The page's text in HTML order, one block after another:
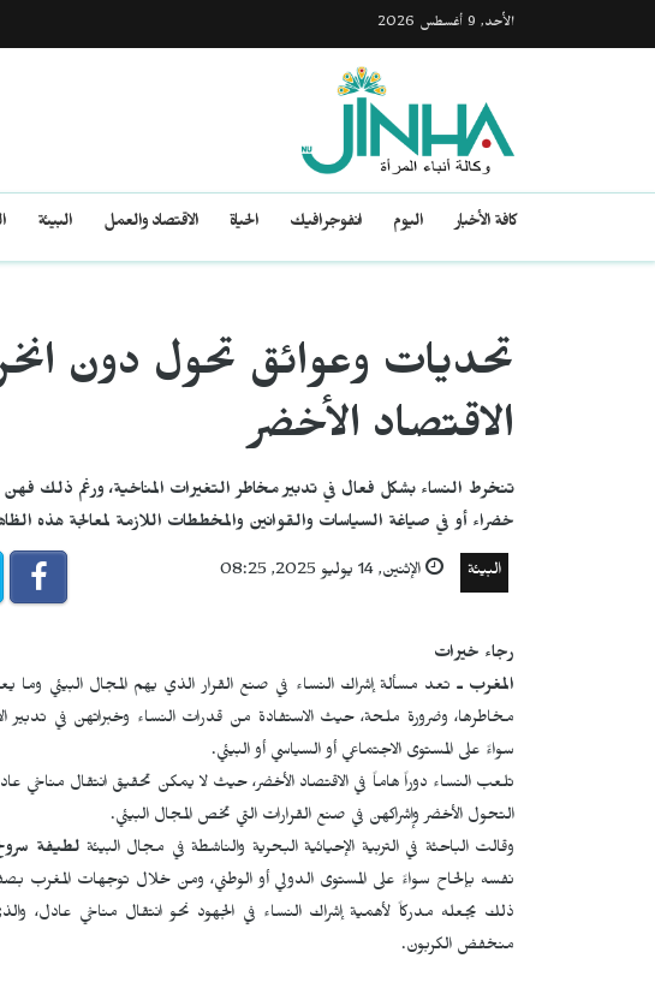
الأحد, 9 أغسطس 2026
كافة الأخبار اليوم انفوجرافيك الحياة الاقتصاد والعمل البيئة
تحديات وعوائق تحول دون
الاقتصاد الأخضر
تنخرط النساء بشكل فعال في تدبير مخاطر التغيرات المناخية، ورغم ذلك
خضراء أو في صياغة السياسات والقوانين والمخططات اللازمة لمعالجة هذه
البيئة الإثنين, 14 يوليو 2025, 08:25
رجاء خيرات
المغرب ـ تعد مسألة إشراك النساء في صنع القرار الذي يهم المجال البيئي
مخاطرها، وضرورة ملحة، حيث الاستفادة من قدرات النساء وخبراتهن في تدبير
سواءً على المستوى الاجتماعي أو السياسي أو البيئي.
تلعب النساء دوراً هاماً في الاقتصاد الأخضر، حيث لا يمكن تحقيق انتقال مناخي
التحول الأخضر وإشراكهن في صنع القرارات التي تخص المجال البيئي.
وقالت الباحثة في التربية الإحيائية البحرية والناشطة في مجال البيئة لطيفة
نفسه بإلحاح سواءً على المستوى الدولي أو الوطني، ومن خلال توجهات المغرب
ذلك يجعله مدركاً لأهمية إشراك النساء في الجهود نحو انتقال مناخي
منخفض الكربون.